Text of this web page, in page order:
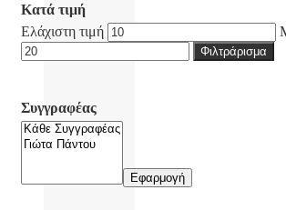
Κατά τιμή
Ελάχιστη τιμή
Φιλτράρισμα
Συγγραφέας
Εφαρμογή